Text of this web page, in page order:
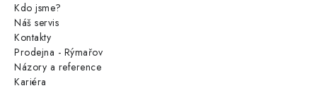
Kdo jsme?
Náš servis
Kontakty
Prodejna - Rýmařov
Názory a reference
Kariéra